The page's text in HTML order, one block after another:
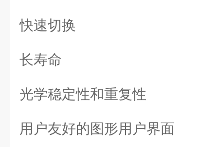
快速切换
长寿命
光学稳定性和重复性
用户友好的图形用户界面